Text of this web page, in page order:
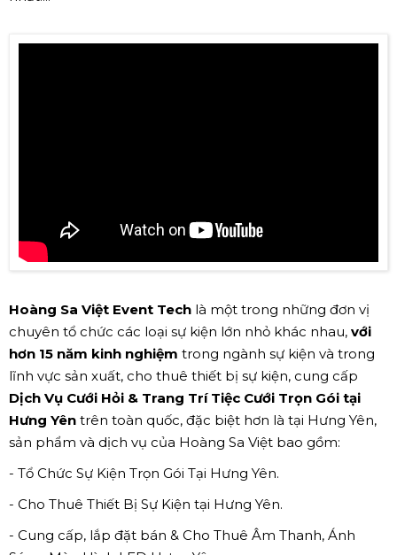
Hoàng Sa Việt Event Tech là một trong những đơn vị
chuyên tổ chức các loại sự kiện lớn nhỏ khác nhau, với
hơn 15 năm kinh nghiệm trong ngành sự kiện và trong
lĩnh vực sản xuất, cho thuê thiết bị sự kiện, cung cấp
Dịch Vụ Cưới Hỏi & Trang Trí Tiệc Cưới Trọn Gói tại
Hưng Yên trên toàn quốc, đặc biệt hơn là tại Hưng Yên,
sản phẩm và dịch vụ của Hoàng Sa Việt bao gồm:
- Tổ Chức Sự Kiện Trọn Gói Tại Hưng Yên.
- Cho Thuê Thiết Bị Sự Kiện tại Hưng Yên.
- Cung cấp, lắp đặt bán & Cho Thuê Âm Thanh, Ánh